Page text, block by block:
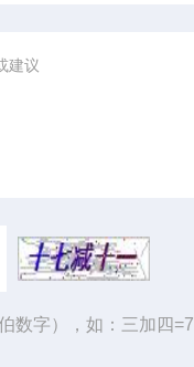
数字），如：三加四=7